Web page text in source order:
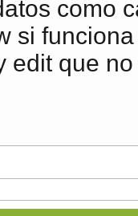
th>
como
si
edit que